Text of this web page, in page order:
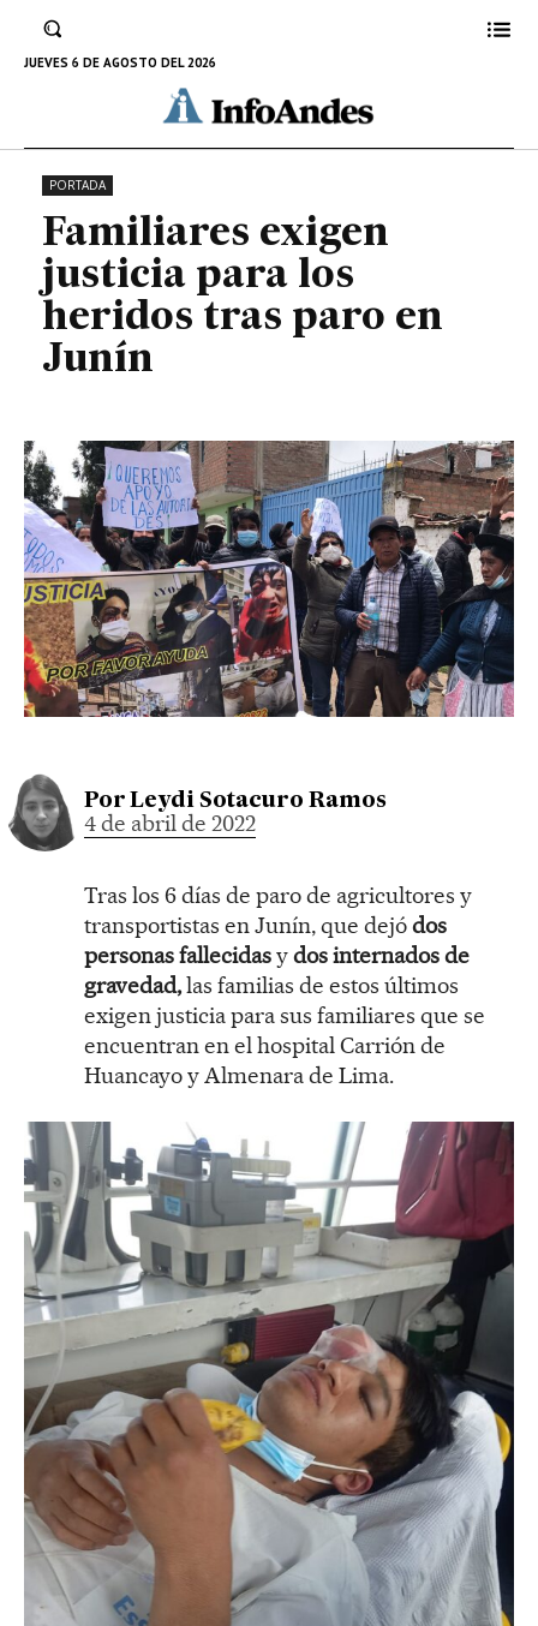
JUEVES 6 DE AGOSTO DEL 2026
Familiares exigen justicia para los
heridos tras paro en Junín
4 DE ABRIL DE 2022
PORTADA
Familiares exigen
justicia para los
heridos tras paro en
Junín
Por Leydi Sotacuro Ramos
4 de abril de 2022
Tras los 6 días de paro de agricultores y
transportistas en Junín, que dejódos
personas fallecidasydos internados de
gravedad,las familias de estos últimos
exigen justicia para sus familiares que se
encuentran en el hospital Carrión de
Huancayo y Almenara de Lima.